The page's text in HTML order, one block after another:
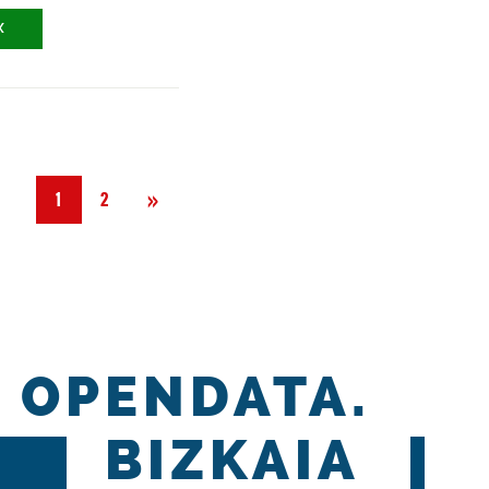
1 2 »
OPENDATA.
BIZKAIA